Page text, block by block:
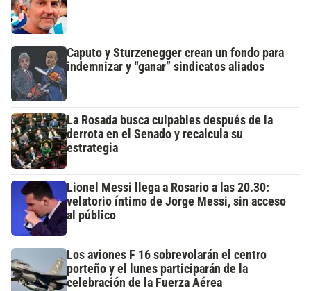
Caputo y Sturzenegger crean un fondo para
indemnizar y “ganar” sindicatos aliados
La Rosada busca culpables después de la
derrota en el Senado y recalcula su
estrategia
Lionel Messi llega a Rosario a las 20.30:
velatorio íntimo de Jorge Messi, sin acceso
al público
Los aviones F 16 sobrevolarán el centro
porteño y el lunes participarán de la
celebración de la Fuerza Aérea